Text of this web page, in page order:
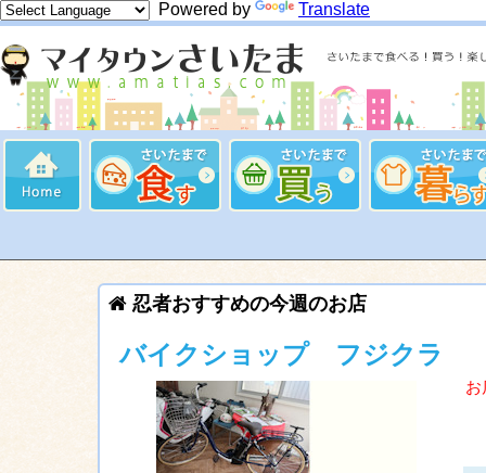
Powered by Translate
忍者おすすめの今週のお店
バイクショップ フジクラ
お